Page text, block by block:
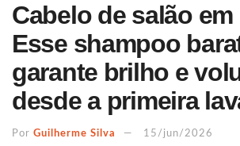
Cabelo de salão
Esse shampoo
garante brilho e
desde a primeira
Por Guilherme Silva 15/jun/2026